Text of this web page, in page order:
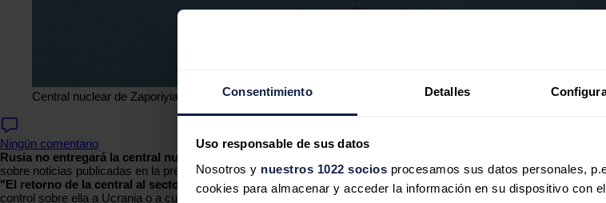
Consentimiento Detalles
Uso responsable de sus datos
Nosotros y nuestros 1022 socios procesamos sus datos personales,
cookies para almacenar y acceder la información en su dispositivo con
Central nuclear de Zaporiyia, Ucrania.RALF1969, WIKIMEDIA COMMONS
Ningún comentario
Rusia no entregará la central nuclear de Zaporiyia
sobre noticias publicadas en la prensa internacional al respecto.
"El retorno de la central al sector nuclear ruso es un hecho consumado que la comunidad internacional
control sobre ella a Ucrania o a cualquier otro país son
imposibles